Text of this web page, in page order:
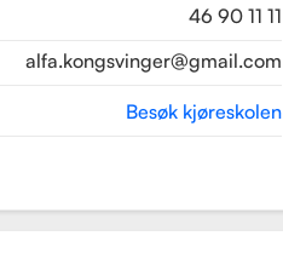
46 90 11 11
alfa.kongsvinger@gmail.com
Besøk kjøreskolen